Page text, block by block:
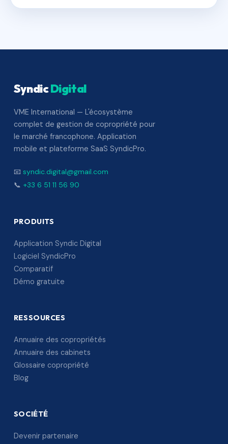
SyndicDigital
VME International — L'écosystème
complet de gestion de copropriété pour
le marché francophone. Application
mobile et plateforme SaaS SyndicPro.
📧 syndic.digital@gmail.com
📞 +33 6 51 11 56 90
PRODUITS
Application Syndic Digital
Logiciel SyndicPro
Comparatif
Démo gratuite
RESSOURCES
Annuaire des copropriétés
Annuaire des cabinets
Glossaire copropriété
Blog
SOCIÉTÉ
Devenir partenaire